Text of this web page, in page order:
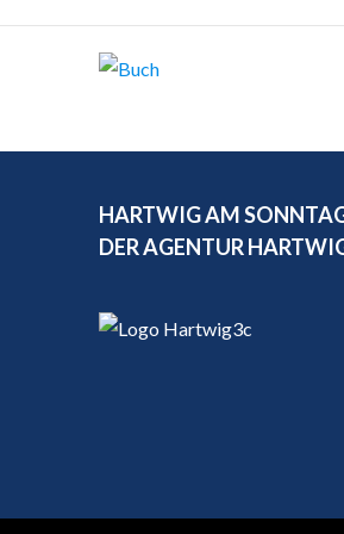
HARTWIG AM
DER AGENTUR